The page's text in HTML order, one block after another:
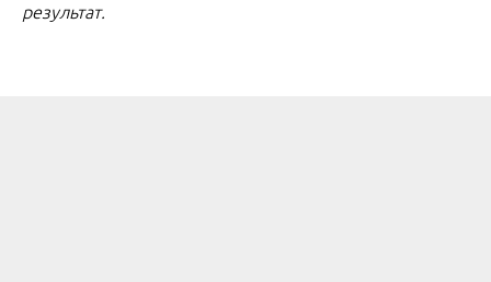
результат.